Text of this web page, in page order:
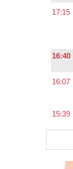
17:15
16:40
16:07
15:39